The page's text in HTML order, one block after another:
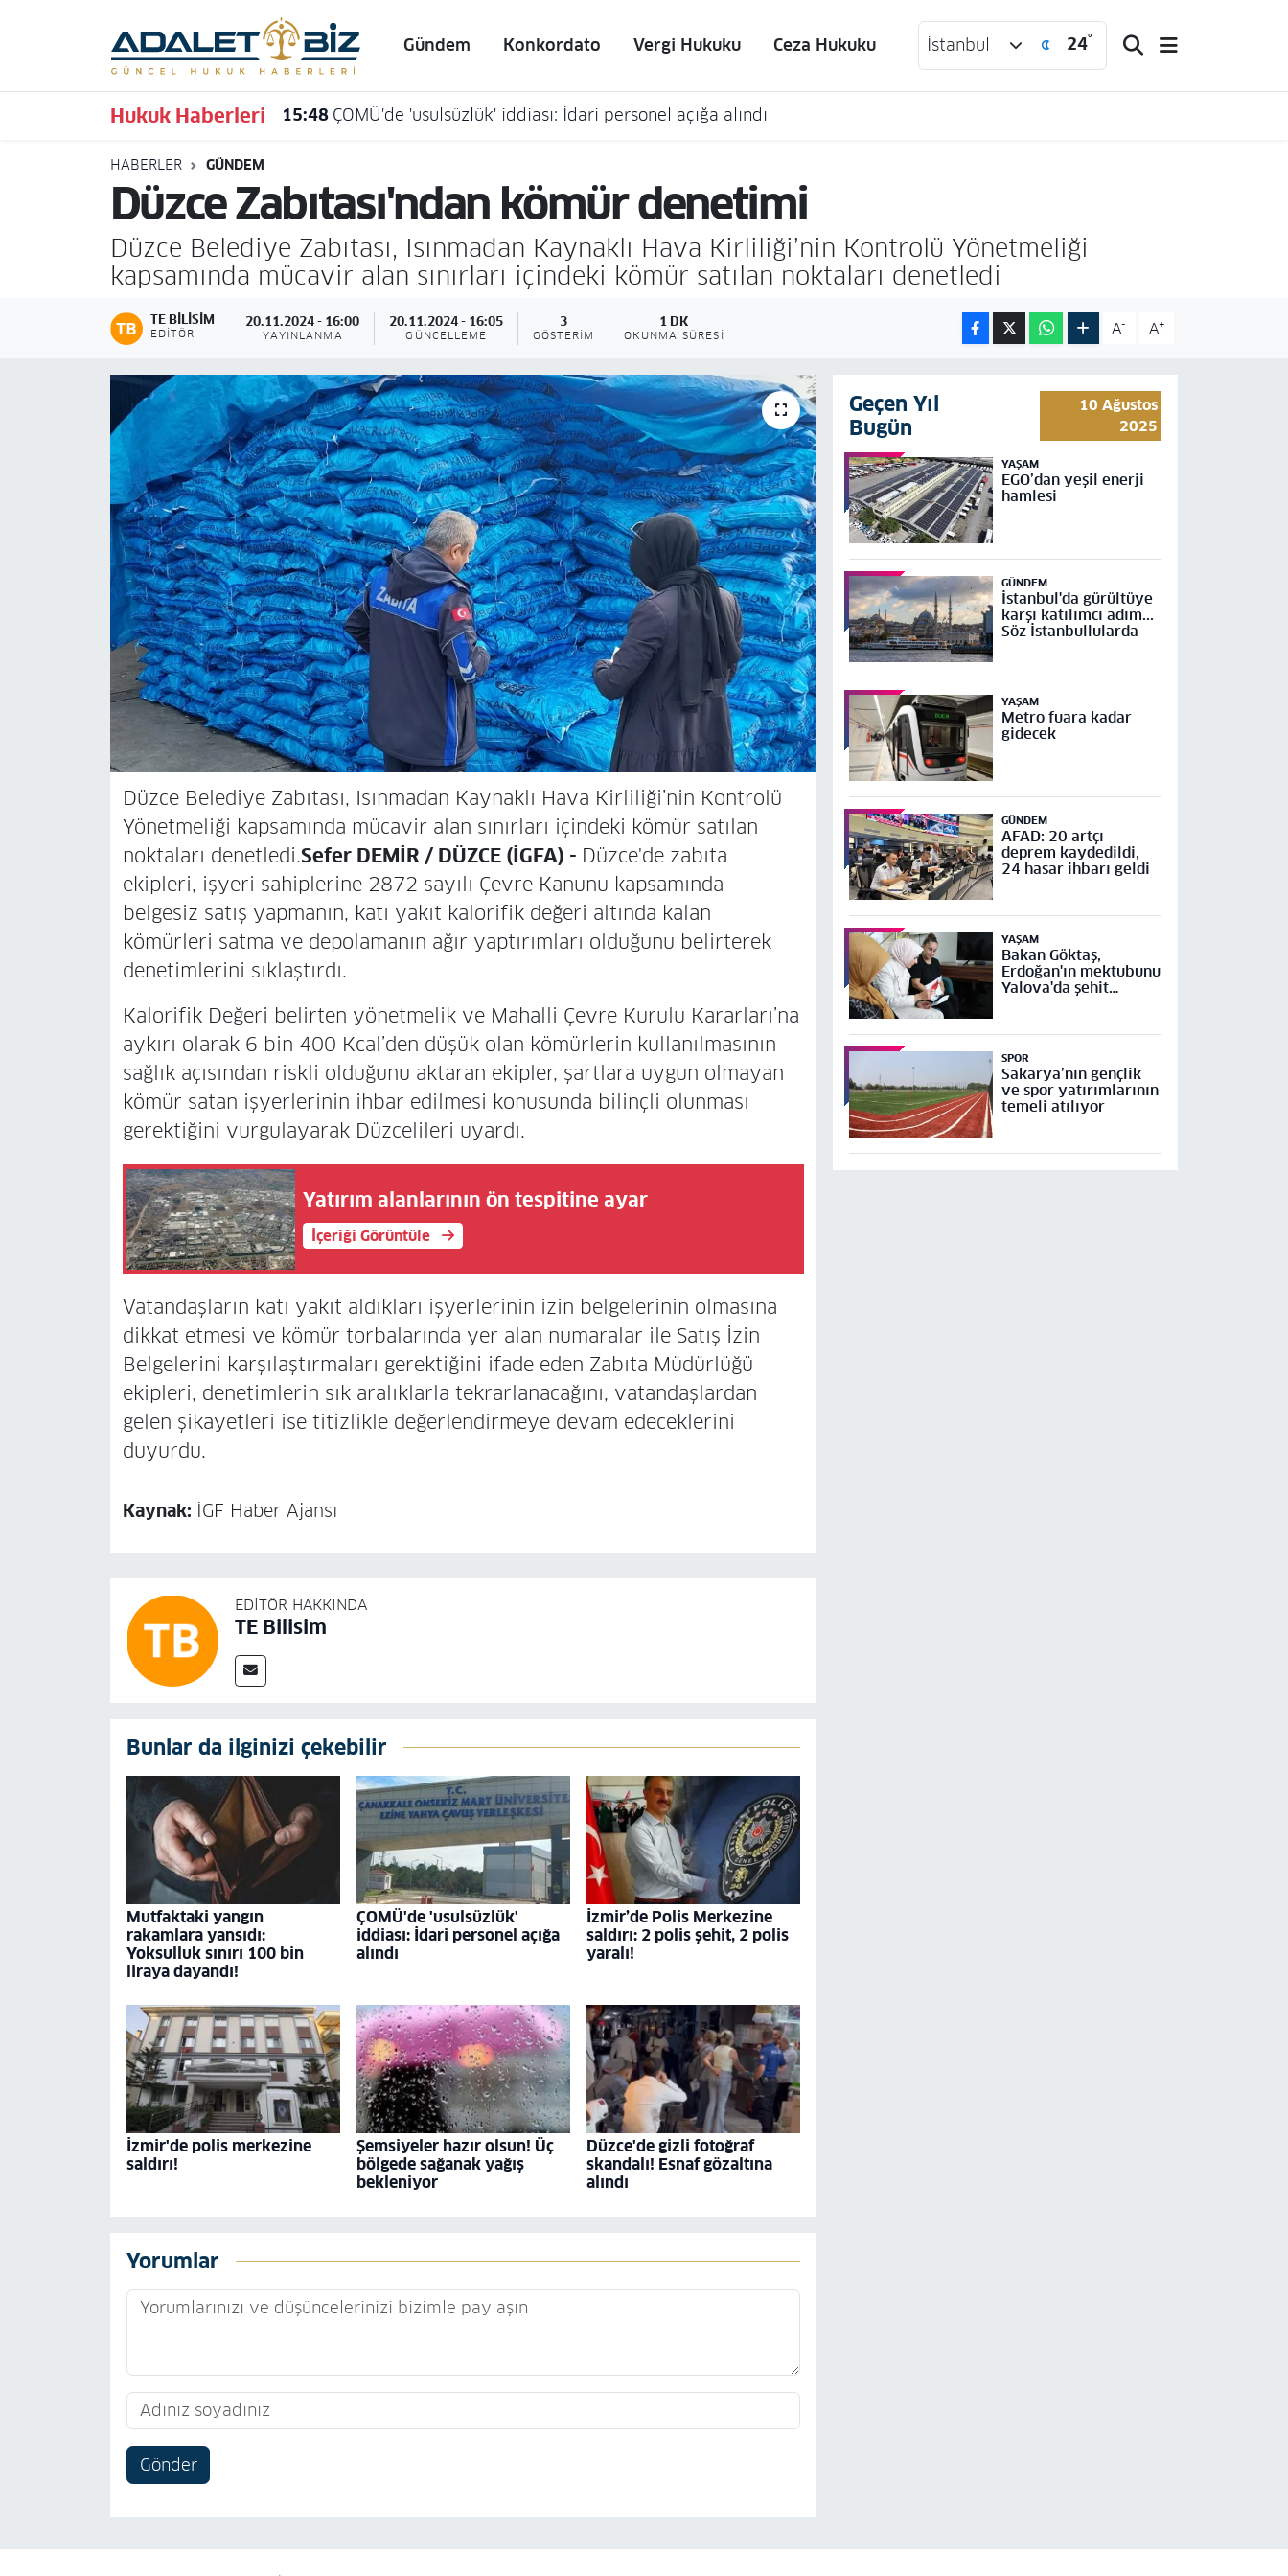
Gündem Konkordato Vergi Hukuku Ceza Hukuku İstanbul 24°
Hukuk Haberleri 15:48 ÇOMÜ'de 'usulsüzlük' iddiası: İdari personel açığa alındı
HABERLER GÜNDEM
Düzce Zabıtası'ndan kömür denetimi
Düzce Belediye Zabıtası, Isınmadan Kaynaklı Hava Kirliliği’nin Kontrolü Yönetmeliği
kapsamında mücavir alan sınırları içindeki kömür satılan noktaları denetledi
TE BILISIM
EDITÖR
20.11.2024 - 16:00
YAYINLANMA
20.11.2024 - 16:05
GÜNCELLEME
3
GÖSTERIM
1 DK
OKUNMA SÜRESI A- A+
Düzce Belediye Zabıtası, Isınmadan Kaynaklı Hava Kirliliği’nin Kontrolü
Yönetmeliği kapsamında mücavir alan sınırları içindeki kömür satılan
noktaları denetledi.Sefer DEMİR / DÜZCE (İGFA) - Düzce'de zabıta
ekipleri, işyeri sahiplerine 2872 sayılı Çevre Kanunu kapsamında
belgesiz satış yapmanın, katı yakıt kalorifik değeri altında kalan
kömürleri satma ve depolamanın ağır yaptırımları olduğunu belirterek
denetimlerini sıklaştırdı.
Kalorifik Değeri belirten yönetmelik ve Mahalli Çevre Kurulu Kararları’na
aykırı olarak 6 bin 400 Kcal’den düşük olan kömürlerin kullanılmasının
sağlık açısından riskli olduğunu aktaran ekipler, şartlara uygun olmayan
kömür satan işyerlerinin ihbar edilmesi konusunda bilinçli olunması
gerektiğini vurgulayarak Düzcelileri uyardı.
Yatırım alanlarının ön tespitine ayar
İçeriği Görüntüle
Vatandaşların katı yakıt aldıkları işyerlerinin izin belgelerinin olmasına
dikkat etmesi ve kömür torbalarında yer alan numaralar ile Satış İzin
Belgelerini karşılaştırmaları gerektiğini ifade eden Zabıta Müdürlüğü
ekipleri, denetimlerin sık aralıklarla tekrarlanacağını, vatandaşlardan
gelen şikayetleri ise titizlikle değerlendirmeye devam edeceklerini
duyurdu.
Kaynak: İGF Haber Ajansı
EDITÖR HAKKINDA
TE Bilisim
Bunlar da ilginizi çekebilir
Mutfaktaki yangın
rakamlara yansıdı:
Yoksulluk sınırı 100 bin
liraya dayandı!
ÇOMÜ'de 'usulsüzlük'
iddiası: İdari personel açığa
alındı
İzmir’de Polis Merkezine
saldırı: 2 polis şehit, 2 polis
yaralı!
İzmir'de polis merkezine
saldırı!
Şemsiyeler hazır olsun! Üç
bölgede sağanak yağış
bekleniyor
Düzce'de gizli fotoğraf
skandalı! Esnaf gözaltına
alındı
Yorumlar
Gönder
Geçen Yıl
Bugün
10 Ağustos
2025
YAŞAM
EGO’dan yeşil enerji
hamlesi
GÜNDEM
İstanbul'da gürültüye
karşı katılımcı adım...
Söz İstanbullularda
YAŞAM
Metro fuara kadar
gidecek
GÜNDEM
AFAD: 20 artçı
deprem kaydedildi,
24 hasar ihbarı geldi
YAŞAM
Bakan Göktaş,
Erdoğan'ın mektubunu
Yalova'da şehit
SPOR
Sakarya’nın gençlik
ve spor yatırımlarının
temeli atılıyor
Hava Durumu
Trafik Durumu
Süper Lig Puan Durumu ve Fikstür
Tüm Manşetler
Son Dakika Haberleri
Haber Arşivi